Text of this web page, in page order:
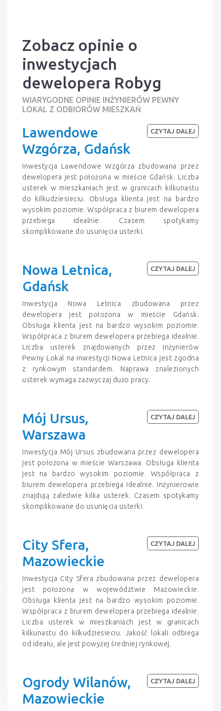
Zobacz opinie o
inwestycjach
dewelopera Robyg
WIARYGODNE OPINIE INŻYNIERÓW PEWNY
LOKAL Z ODBIORÓW MIESZKAŃ
Lawendowe
Wzgórza, Gdańsk
Inwestycja Lawendowe Wzgórza zbudowana przez
dewelopera jest położona w mieście Gdańsk. Liczba
usterek w mieszkaniach jest w granicach kilkunastu
do kilkudziesieciu. Obsługa klienta jest na bardzo
wysokim poziomie. Współpraca z biurem dewelopera
przebiega idealnie. Czasem spotykamy
skomplikowane do usunięcia usterki.
CZYTAJ DALEJ
Nowa Letnica,
Gdańsk
Inwestycja Nowa Letnica zbudowana przez
dewelopera jest położona w mieście Gdańsk.
Obsługa klienta jest na bardzo wysokim poziomie.
Współpraca z biurem dewelopera przebiega idealnie.
Liczba usterek znajdowanych przez inżynierów
Pewny Lokal na inwestycji Nowa Letnica jest zgodna
z rynkowym standardem. Naprawa znalezionych
usterek wymaga zazwyczaj dużo pracy.
CZYTAJ DALEJ
Mój Ursus,
Warszawa
Inwestycja Mój Ursus zbudowana przez dewelopera
jest położona w mieście Warszawa. Obsługa klienta
jest na bardzo wysokim poziomie. Współpraca z
biurem dewelopera przebiega idealnie. Inżynierowie
znajdują zaledwie kilka usterek. Czasem spotykamy
skomplikowane do usunięcia usterki.
CZYTAJ DALEJ
City Sfera,
Mazowieckie
Inwestycja City Sfera zbudowana przez dewelopera
jest położona w województwie Mazowieckie.
Obsługa klienta jest na bardzo wysokim poziomie.
Współpraca z biurem dewelopera przebiega idealnie.
Liczba usterek w mieszkaniach jest w granicach
kilkunastu do kilkudziesieciu. Jakość lokali odbiega
od ideału, ale jest powyżej średniej rynkowej.
CZYTAJ DALEJ
Ogrody Wilanów,
Mazowieckie
CZYTAJ DALEJ